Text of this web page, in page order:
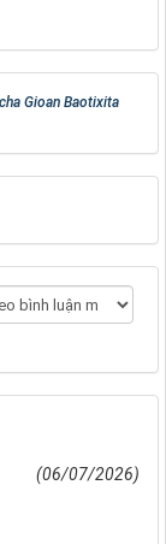
Gioan Baotixita
(06/07/2026)